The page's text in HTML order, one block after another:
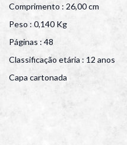
Comprimento : 26,00 cm
Peso : 0,140 Kg
Páginas : 48
Classificação etária : 12 anos
Capa cartonada